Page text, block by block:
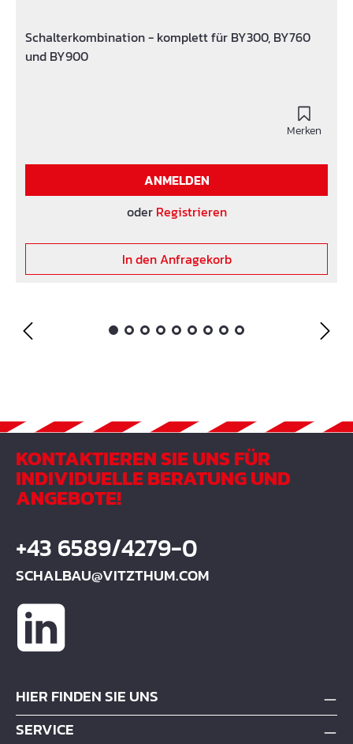
Schalterkombination - komplett für BY300, BY760
und BY900
Merken
ANMELDEN
oder Registrieren
In den Anfragekorb
KONTAKTIEREN SIE UNS FÜR
INDIVIDUELLE BERATUNG UND
ANGEBOTE!
+43 6589/4279-0
SCHALBAU@VITZTHUM.COM
HIER FINDEN SIE UNS
SERVICE